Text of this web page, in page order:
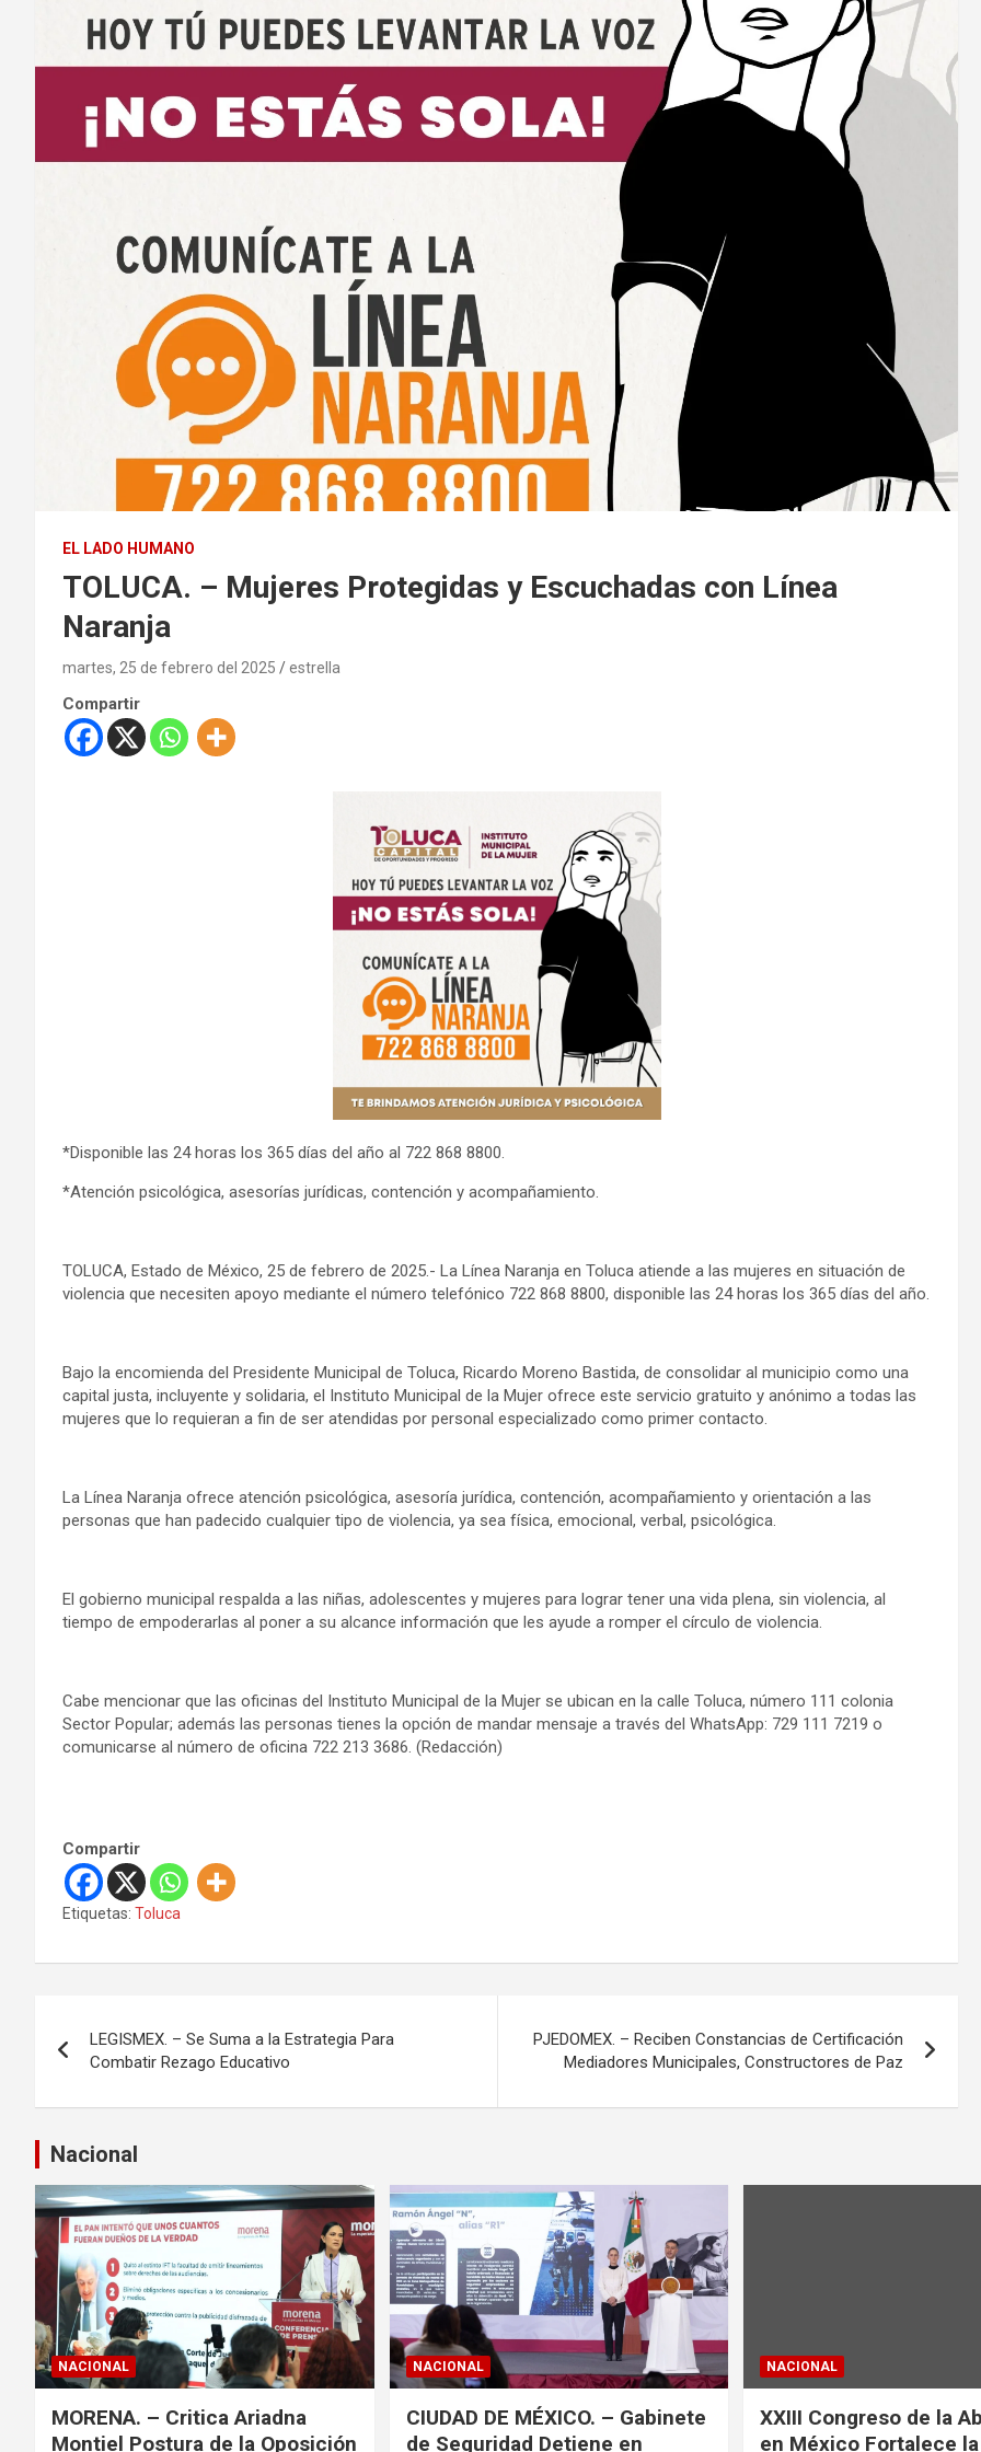
EL LADO HUMANO
TOLUCA. – Mujeres Protegidas y Escuchadas con Línea
Naranja
martes, 25 de febrero del 2025 estrella
Compartir
*Disponible las 24 horas los 365 días del año al 722 868 8800.
*Atención psicológica, asesorías jurídicas, contención y acompañamiento.
TOLUCA, Estado de México, 25 de febrero de 2025.- La Línea Naranja en Toluca atiende a las mujeres en situación de
violencia que necesiten apoyo mediante el número telefónico 722 868 8800, disponible las 24 horas los 365 días del año.
Bajo la encomienda del Presidente Municipal de Toluca, Ricardo Moreno Bastida, de consolidar al municipio como una
capital justa, incluyente y solidaria, el Instituto Municipal de la Mujer ofrece este servicio gratuito y anónimo a todas las
mujeres que lo requieran a fin de ser atendidas por personal especializado como primer contacto.
La Línea Naranja ofrece atención psicológica, asesoría jurídica, contención, acompañamiento y orientación a las
personas que han padecido cualquier tipo de violencia, ya sea física, emocional, verbal, psicológica.
El gobierno municipal respalda a las niñas, adolescentes y mujeres para lograr tener una vida plena, sin violencia, al
tiempo de empoderarlas al poner a su alcance información que les ayude a romper el círculo de violencia.
Cabe mencionar que las oficinas del Instituto Municipal de la Mujer se ubican en la calle Toluca, número 111 colonia
Sector Popular; además las personas tienes la opción de mandar mensaje a través del WhatsApp: 729 111 7219 o
comunicarse al número de oficina 722 213 3686. (Redacción)
Compartir
Etiquetas: Toluca
v
e
g
a
c
i
ó
n
LEGISMEX. – Se Suma a la Estrategia Para
Combatir Rezago Educativo
PJEDOMEX. – Reciben Constancias de Certificación
Mediadores Municipales, Constructores de Paz
Nacional
NACIONAL
MORENA. – Critica Ariadna
Montiel Postura de la Oposición
NACIONAL
CIUDAD DE MÉXICO. – Gabinete
de Seguridad Detiene en
NACIONAL
XXIII Congreso de la
en México Fortalece